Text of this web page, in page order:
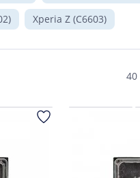
Xperia Z (C6603)
Xperia
Xperia C (C2304)
40